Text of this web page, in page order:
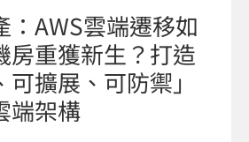
：AWS雲端遷移如
房重獲新生？打造
可擴展、可防禦」
端架構